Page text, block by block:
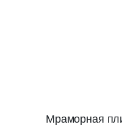
Мраморная